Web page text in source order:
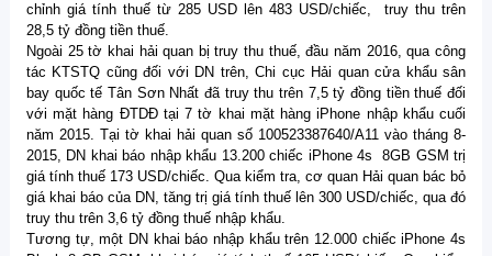
chỉnh giá tính thuế từ 285 USD lên 483 USD/chiếc, truy thu trên
28,5 tỷ đồng tiền thuế.
Ngoài 25 tờ khai hải quan bị truy thu thuế, đầu năm 2016, qua công
tác KTSTQ cũng đối với DN trên, Chi cục Hải quan cửa khẩu sân
bay quốc tế Tân Sơn Nhất đã truy thu trên 7,5 tỷ đồng tiền thuế đối
với mặt hàng ĐTDĐ tại 7 tờ khai mặt hàng iPhone nhập khẩu cuối
năm 2015. Tại tờ khai hải quan số 100523387640/A11 vào tháng 8-
2015, DN khai báo nhập khẩu 13.200 chiếc iPhone 4s 8GB GSM trị
giá tính thuế 173 USD/chiếc. Qua kiểm tra, cơ quan Hải quan bác bỏ
giá khai báo của DN, tăng trị giá tính thuế lên 300 USD/chiếc, qua đó
truy thu trên 3,6 tỷ đồng thuế nhập khẩu.
Tương tự, một DN khai báo nhập khẩu trên 12.000 chiếc iPhone 4s